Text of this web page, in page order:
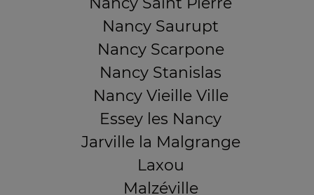
Nancy Saurupt
Nancy Scarpone
Nancy Stanislas
Nancy Vieille Ville
Essey les Nancy
Jarville la Malgrange
Laxou
Malzéville